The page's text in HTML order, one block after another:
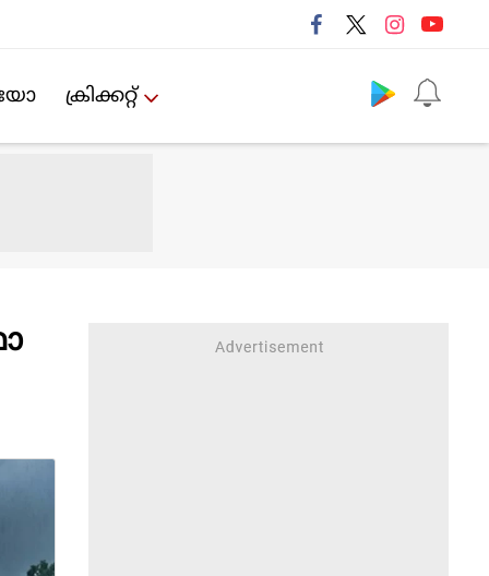
ക്രിക്കറ്റ്‌